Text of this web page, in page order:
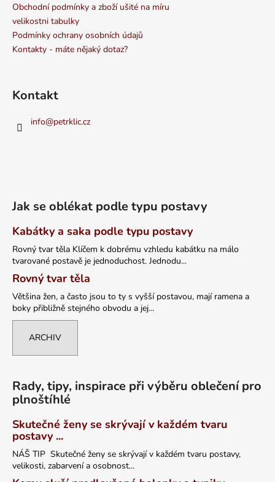
Obchodní podmínky a zboží ušité na míru
velikostni tabulky
Podmínky ochrany osobních údajů
Kontakty - máte nějaký dotaz?
Kontakt
info@petrklic.cz
Jak se oblékat podle typu postavy
Kabátky a saka podle typu postavy
Rovný tvar těla Klíčem k dobrému vzhledu kabátku na málo
tvarované postavě je jednoduchost. Jednodu...
Rovný tvar těla
Většina žen, a často jsou to ty s vyšší postavou, mají ramena a
boky přibližně stejného obvodu a jej...
ARCHIV
Rady, tipy, inspirace při výběru oblečení pro
plnoštíhlé
Skutečné ženy se skrývají v každém tvaru
postavy ...
NÁŠ TIP Skutečné ženy se skrývají v každém tvaru postavy,
velikosti, zabarvení a osobnost...